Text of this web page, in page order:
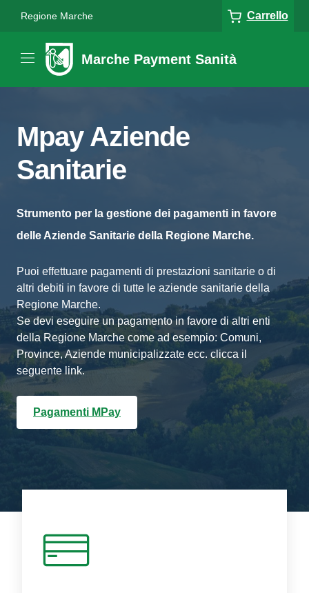
Regione Marche Carrello
Marche Payment Sanità
Mpay Aziende
Sanitarie
Strumento per la gestione dei pagamenti in favore
delle Aziende Sanitarie della Regione Marche.
Puoi effettuare pagamenti di prestazioni sanitarie o di
altri debiti in favore di tutte le aziende sanitarie della
Regione Marche.
Se devi eseguire un pagamento in favore di altri enti
della Regione Marche come ad esempio: Comuni,
Province, Aziende municipalizzate ecc. clicca il
seguente link.
Pagamenti MPay